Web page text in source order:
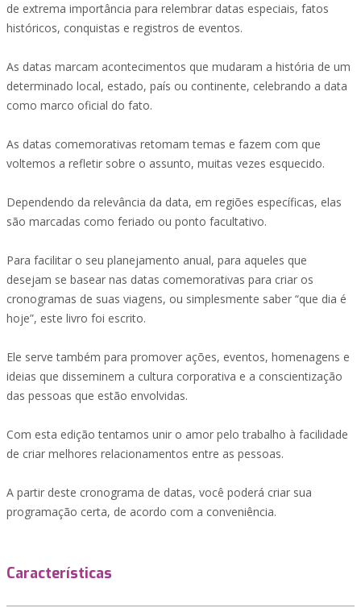
de extrema importância para relembrar datas especiais, fatos
históricos, conquistas e registros de eventos.
As datas marcam acontecimentos que mudaram a história de um
determinado local, estado, país ou continente, celebrando a data
como marco oficial do fato.
As datas comemorativas retomam temas e fazem com que
voltemos a refletir sobre o assunto, muitas vezes esquecido.
Dependendo da relevância da data, em regiões específicas, elas
são marcadas como feriado ou ponto facultativo.
Para facilitar o seu planejamento anual, para aqueles que
desejam se basear nas datas comemorativas para criar os
cronogramas de suas viagens, ou simplesmente saber “que dia é
hoje”, este livro foi escrito.
Ele serve também para promover ações, eventos, homenagens e
ideias que disseminem a cultura corporativa e a conscientização
das pessoas que estão envolvidas.
Com esta edição tentamos unir o amor pelo trabalho à facilidade
de criar melhores relacionamentos entre as pessoas.
A partir deste cronograma de datas, você poderá criar sua
programação certa, de acordo com a conveniência.
Características